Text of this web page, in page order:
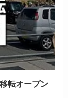
転オープン